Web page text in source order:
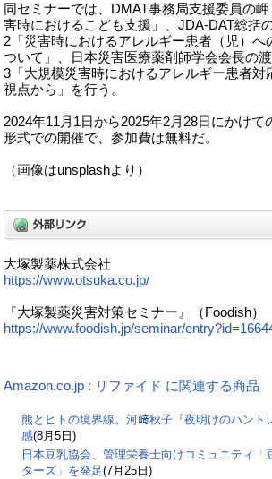
同セミナーでは、DMAT事務局支援委員の
害時におけるこども支援」、JDA-DAT総括
2「災害時におけるアレルギー患者（児）へ
ついて」、日本災害医療薬剤師学会会長の
3「大規模災害時におけるアレルギー患者対
視点から」を行う。
2024年11月1日から2025年2月28日にかけて
形式での開催で、参加費は無料だ。
（画像はunsplashより）
大塚製薬株式会社
https://www.otsuka.co.jp/
『大塚製薬災害対策セミナー』（Foodish）
https://www.foodish.jp/seminar/
Amazon.co.jp : リファイド に関連する商品
熊とヒトの境界線。河﨑秋子『夜明けのハント
感(8月5日)
日本豆乳協会、管理栄養士向けコミュニティ「
ターズ」を発足(7月25日)